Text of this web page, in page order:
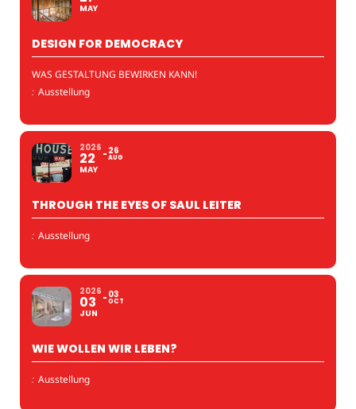
MAY
DESIGN FOR DEMOCRACY
WAS GESTALTUNG BEWIRKEN KANN!
: Ausstellung
2026
22
MAY
26
AUG
THROUGH THE EYES OF SAUL LEITER
: Ausstellung
2026
03
JUN
03
OCT
WIE WOLLEN WIR LEBEN?
: Ausstellung